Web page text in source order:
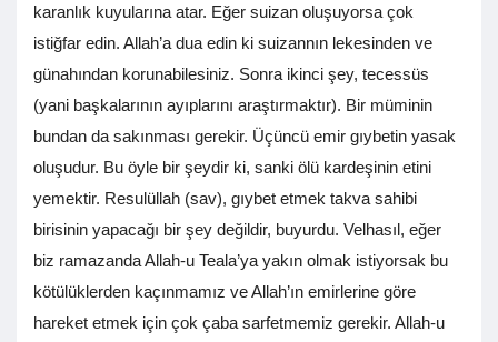
karanlık kuyularına atar. Eğer suizan oluşuyorsa çok
istiğfar edin. Allah’a dua edin ki suizannın lekesinden ve
günahından korunabilesiniz. Sonra ikinci şey, tecessüs
(yani başkalarının ayıplarını araştırmaktır). Bir müminin
bundan da sakınması gerekir. Üçüncü emir gıybetin yasak
oluşudur. Bu öyle bir şeydir ki, sanki ölü kardeşinin etini
yemektir. Resulüllah (sav), gıybet etmek takva sahibi
birisinin yapacağı bir şey değildir, buyurdu. Velhasıl, eğer
biz ramazanda Allah-u Teala’ya yakın olmak istiyorsak bu
kötülüklerden kaçınmamız ve Allah’ın emirlerine göre
hareket etmek için çok çaba sarfetmemiz gerekir. Allah-u